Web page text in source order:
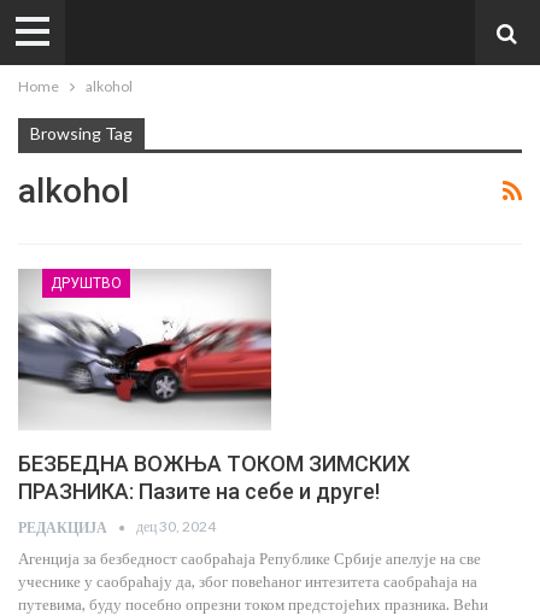
Home alkohol
Browsing Tag
alkohol
ДРУШТВО
БЕЗБЕДНА ВОЖЊА ТОКОМ ЗИМСКИХ
ПРАЗНИКА: Пазите на себе и друге!
РЕДАКЦИЈА дец 30, 2024
Агенција за безбедност саобраћаја Републике Србије апелује на све
учеснике у саобраћају да, због повећаног интезитета саобраћаја на
путевима, буду посебно опрезни током предстојећих празника. Већи